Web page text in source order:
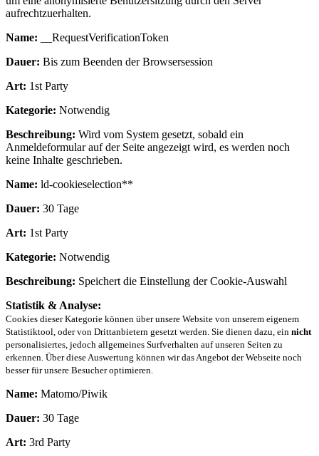
aufrechtzuerhalten.
Name: __RequestVerificationToken
Dauer: Bis zum Beenden der Browsersession
Art: 1st Party
Kategorie: Notwendig
Beschreibung: Wird vom System gesetzt, sobald ein
Anmeldeformular auf der Seite angezeigt wird, es werden noch
keine Inhalte geschrieben.
Name: ld-cookieselection**
Dauer: 30 Tage
Art: 1st Party
Kategorie: Notwendig
Beschreibung: Speichert die Einstellung der Cookie-Auswahl
Statistik & Analyse:
Cookies dieser Kategorie können über unsere Website von unserem eigenem
Statistiktool, oder von Drittanbietern gesetzt werden. Sie dienen dazu, ein nicht
personalisiertes, jedoch allgemeines Surfverhalten auf unseren Seiten zu
erkennen. Über diese Auswertung können wir das Angebot der Webseite noch
besser für unsere Besucher optimieren.
Name: Matomo/Piwik
Dauer: 30 Tage
Art: 3rd Party